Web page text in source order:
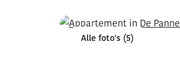
Alle foto's (5)